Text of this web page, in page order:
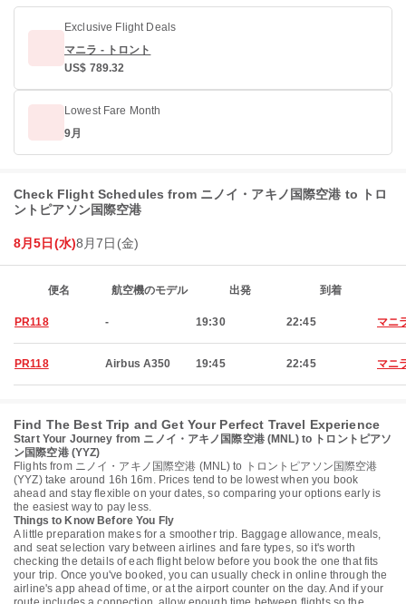
Exclusive Flight Deals
マニラ - トロント
US$ 789.32
Lowest Fare Month
9月
Check Flight Schedules from ニノイ・アキノ国際空港 to トロ
ントピアソン国際空港
8月5日(水)8月7日(金)
便名 航空機のモデル 出発 到着
PR118 - 19:30 22:45 マニ
PR118 Airbus A350 19:45 22:45 マニ
Find The Best Trip and Get Your Perfect Travel Experience
Start Your Journey from ニノイ・アキノ国際空港 (MNL) to トロントピアソ
ン国際空港 (YYZ)
Flights from ニノイ・アキノ国際空港 (MNL) to トロントピアソン国際空港
(YYZ) take around 16h 16m. Prices tend to be lowest when you book
ahead and stay flexible on your dates, so comparing your options early is
the easiest way to pay less.
Things to Know Before You Fly
A little preparation makes for a smoother trip. Baggage allowance, meals,
and seat selection vary between airlines and fare types, so it's worth
checking the details of each flight below before you book the one that fits
your trip. Once you've booked, you can usually check in online through the
airline's app ahead of time, or at the airport counter on the day. And if your